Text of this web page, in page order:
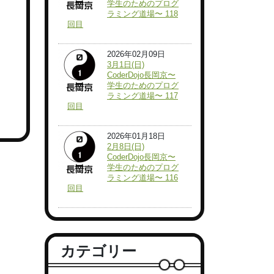
学生のためのプログ
ラミング道場〜 118
回目
2026年02月09日
3月1日(日)
CoderDojo長岡京〜
学生のためのプログ
ラミング道場〜 117
回目
2026年01月18日
2月8日(日)
CoderDojo長岡京〜
学生のためのプログ
ラミング道場〜 116
回目
カテゴリー